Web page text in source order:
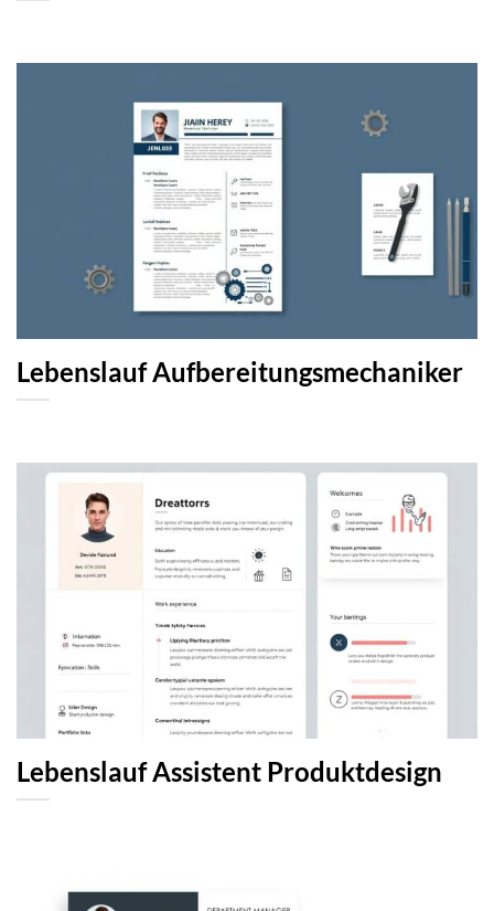
Lebenslauf Aufbereitungsmechaniker
Lebenslauf Assistent Produktdesign